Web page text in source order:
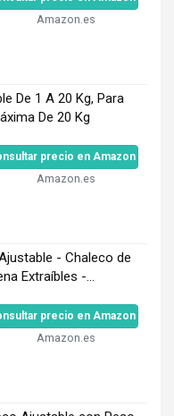
Amazon.es
De 1 A 20 Kg, Para
De 20 Kg
precio en Amazon
Amazon.es
- Chaleco de
Extraíbles -...
precio en Amazon
Amazon.es